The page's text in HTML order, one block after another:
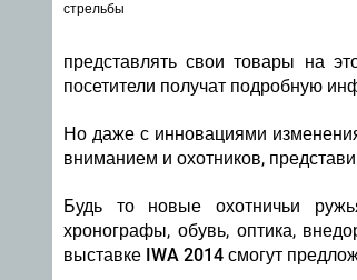
стрельбы
представлять свои товары на
посетители получат подробную
Но даже с инновациями
вниманием и охотников,
Будь то новые охотничьи
хронографы, обувь, оптика,
выставке IWA 2014 смогут